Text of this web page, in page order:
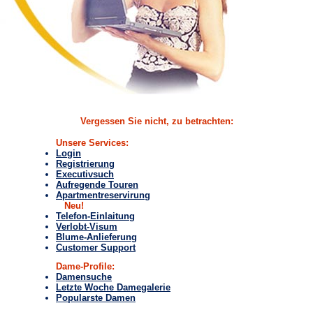
Vergessen Sie nicht, zu betrachten:
Unsere Services:
Login
Registrierung
Executivsuch
Aufregende Touren
Apartmentreservirung
Neu!
Telefon-Einlaitung
Verlobt-Visum
Blume-Anlieferung
Customer Support
Dame-Profile:
Damensuche
Letzte Woche Damegalerie
Popularste Damen